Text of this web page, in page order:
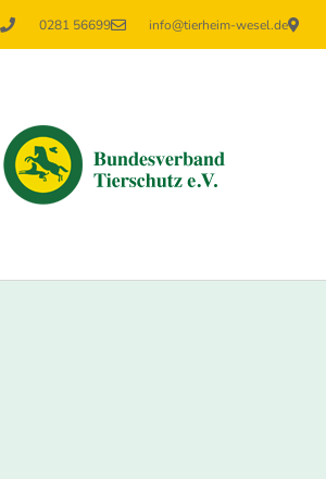
0281 56699 info@tierheim-wesel.de